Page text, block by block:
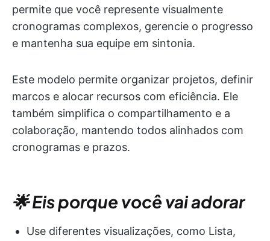
permite que você represente visualmente
cronogramas complexos, gerencie o progresso
e mantenha sua equipe em sintonia.
Este modelo permite organizar projetos, definir
marcos e alocar recursos com eficiência. Ele
também simplifica o compartilhamento e a
colaboração, mantendo todos alinhados com
cronogramas e prazos.
🌟 Eis porque você vai adorar
Use diferentes visualizações, como Lista,